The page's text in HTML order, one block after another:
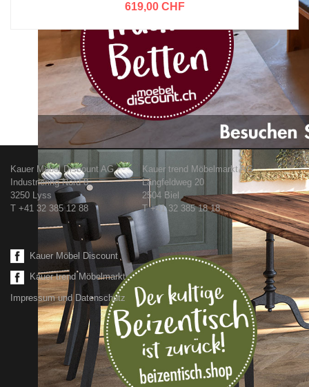
619,00 CHF
Kauer Möbel Discount AG
Industriering Nord 8
3250 Lyss
T +41 32 385 12 88
Kauer trend Möbelmarkt AG
Längfeldweg 20
2504 Biel
T +41 32 385 18 18
Kauer Möbel Discount
Kauer trend Möbelmarkt
Impressum und Datenschutz